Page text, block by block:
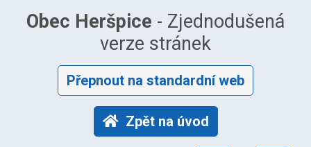
Obec Heršpice - Zjednodušená
verze stránek
Přepnout na standardní web
Zpět na úvod